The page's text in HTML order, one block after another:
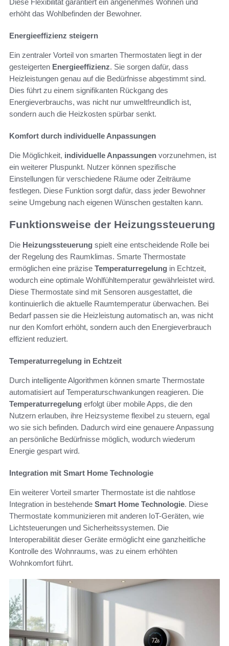
erhöht das Wohlbefinden der Bewohner.
Energieeffizienz steigern
Ein zentraler Vorteil von smarten Thermostaten liegt in der
gesteigerten Energieeffizienz. Sie sorgen dafür, dass
Heizleistungen genau auf die Bedürfnisse abgestimmt sind.
Dies führt zu einem signifikanten Rückgang des
Energieverbrauchs, was nicht nur umweltfreundlich ist,
sondern auch die Heizkosten spürbar senkt.
Komfort durch individuelle Anpassungen
Die Möglichkeit, individuelle Anpassungen vorzunehmen, ist
ein weiterer Pluspunkt. Nutzer können spezifische
Einstellungen für verschiedene Räume oder Zeiträume
festlegen. Diese Funktion sorgt dafür, dass jeder Bewohner
seine Umgebung nach eigenen Wünschen gestalten kann.
Funktionsweise der Heizungssteuerung
Die Heizungssteuerung spielt eine entscheidende Rolle bei
der Regelung des Raumklimas. Smarte Thermostate
ermöglichen eine präzise Temperaturregelung in Echtzeit,
wodurch eine optimale Wohlfühltemperatur gewährleistet wird.
Diese Thermostate sind mit Sensoren ausgestattet, die
kontinuierlich die aktuelle Raumtemperatur überwachen. Bei
Bedarf passen sie die Heizleistung automatisch an, was nicht
nur den Komfort erhöht, sondern auch den Energieverbrauch
effizient reduziert.
Temperaturregelung in Echtzeit
Durch intelligente Algorithmen können smarte Thermostate
automatisiert auf Temperaturschwankungen reagieren. Die
Temperaturregelung erfolgt über mobile Apps, die den
Nutzern erlauben, ihre Heizsysteme flexibel zu steuern, egal
wo sie sich befinden. Dadurch wird eine genauere Anpassung
an persönliche Bedürfnisse möglich, wodurch wiederum
Energie gespart wird.
Integration mit Smart Home Technologie
Ein weiterer Vorteil smarter Thermostate ist die nahtlose
Integration in bestehende Smart Home Technologie. Diese
Thermostate kommunizieren mit anderen IoT-Geräten, wie
Lichtsteuerungen und Sicherheitssystemen. Die
Interoperabilität dieser Geräte ermöglicht eine ganzheitliche
Kontrolle des Wohnraums, was zu einem erhöhten
Wohnkomfort führt.